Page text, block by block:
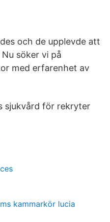
och de upplevde att
söker vi på
med erfarenhet av
sjukvård för rekryter
kammarkör lucia